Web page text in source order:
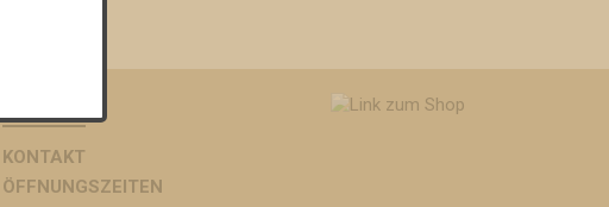
KONTAKT
KONTAKT
ÖFFNUNGSZEITEN